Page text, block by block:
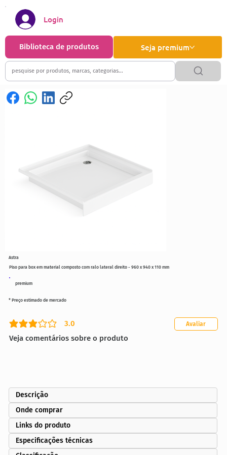
Seja premium
Biblioteca de produtos
Login
premium
Piso para box em material composto com ralo lateral direito - 960 x 940 x 110 mm
3.0
classificação média é 3 de 5
Veja comentários sobre o produto
Avaliar
* Preço estimado de mercado
Astra
Descrição
Onde comprar
Links do produto
Especificações técnicas